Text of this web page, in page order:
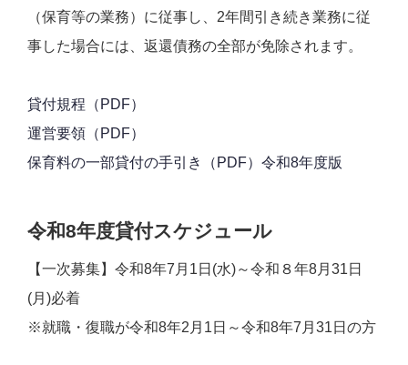
（保育等の業務）に従事し、2年間引き続き業務に従
事した場合には、返還債務の全部が免除されます。
貸付規程（PDF）
運営要領（PDF）
保育料の一部貸付の手引き（PDF）令和8年度版
令和8年度貸付スケジュール
【一次募集】令和8年7月1日(水)～令和８年8月31日
(月)必着
※就職・復職が令和8年2月1日～令和8年7月31日の方